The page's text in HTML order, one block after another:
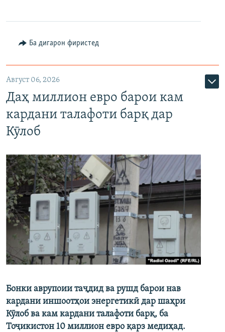
Ба дигарон фиристед
Август 06, 2026
Даҳ миллион евро барои кам
кардани талафоти барқ дар
Кӯлоб
Бонки аврупоии таҷдид ва рушд барои нав
кардани иншоотҳои энергетикӣ дар шаҳри
Кӯлоб ва кам кардани талафоти барқ, ба
Тоҷикистон 10 миллион евро қарз медиҳад.